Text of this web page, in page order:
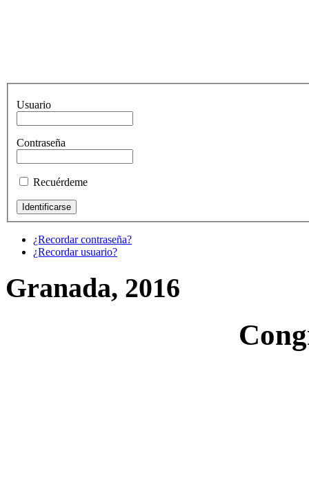
Usuario
Contraseña
Recuérdeme
¿Recordar contraseña?
¿Recordar usuario?
Granada, 2016